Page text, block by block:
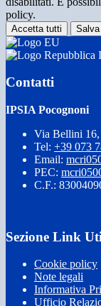
policy.
Accetta tutti
Contatti
IPSIA Pocognoni
Via Bellini 16,
Tel: +39 073
Email:
PEC:
C.F.:
Sezione Link
Cookie policy
Note legali
Informativa
Ufficio